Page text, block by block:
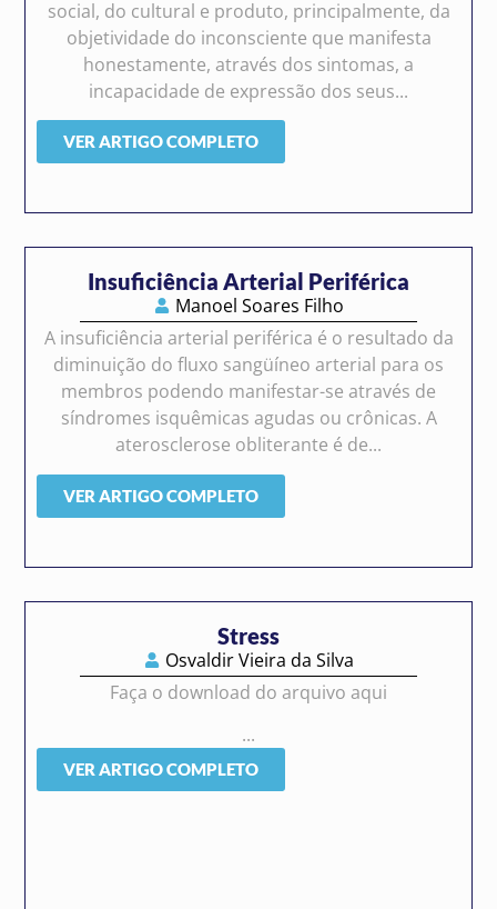
social, do cultural e produto, principalmente, da
objetividade do inconsciente que manifesta
honestamente, através dos sintomas, a
incapacidade de expressão dos seus...
VER ARTIGO COMPLETO
Insuficiência Arterial Periférica
Manoel Soares Filho
A insuficiência arterial periférica é o resultado da
diminuição do fluxo sangüíneo arterial para os
membros podendo manifestar-se através de
síndromes isquêmicas agudas ou crônicas. A
aterosclerose obliterante é de...
VER ARTIGO COMPLETO
Stress
Osvaldir Vieira da Silva
Faça o download do arquivo aqui
...
VER ARTIGO COMPLETO